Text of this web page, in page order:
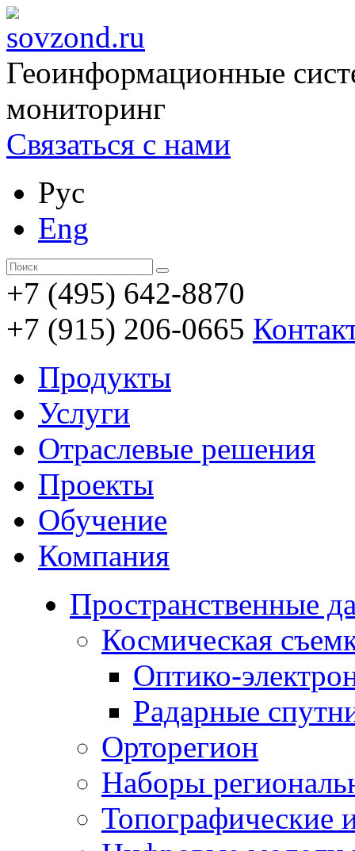
Геоинформационные
мониторинг
Связаться с нами
Рус
Eng
+7 (495) 642-8870
+7 (915) 206-0665
Продукты
Услуги
Отраслевые решения
Проекты
Обучение
Компания
Пространственные
Космическая
Оптико-
Радарные
Орторегион
Наборы
Топографические